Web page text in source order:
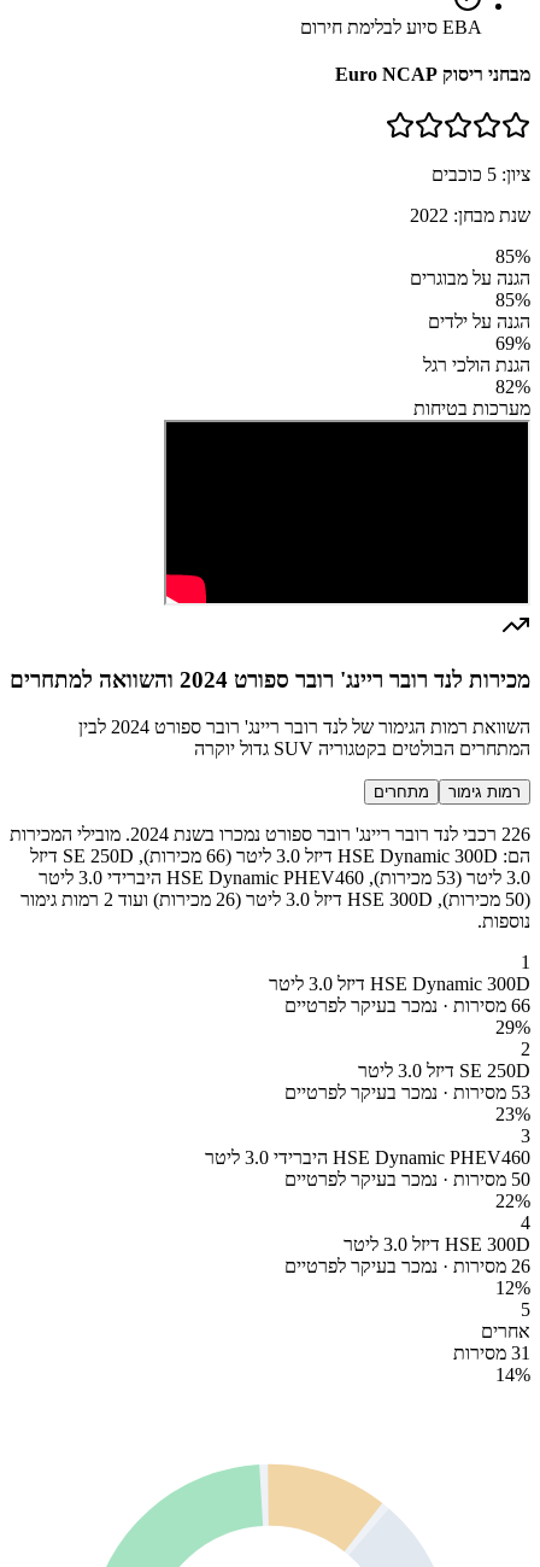
EBA סיוע לבלימת חירום
מבחני ריסוק Euro NCAP
ציון: 5 כוכבים
שנת מבחן: 2022
85%
הגנה על מבוגרים
85%
הגנה על ילדים
69%
הגנת הולכי רגל
82%
מערכות בטיחות
מכירות לנד רובר ריינג' רובר ספורט 2024 והשוואה למתחרים
השוואת רמות הגימור של לנד רובר ריינג' רובר ספורט 2024 לבין
המתחרים הבולטים בקטגוריה SUV גדול יוקרה
רמות גימור מתחרים
226 רכבי לנד רובר ריינג' רובר ספורט נמכרו בשנת 2024. מובילי המכירות
הם: HSE Dynamic 300D דיזל 3.0 ליטר (66 מכירות), SE 250D דיזל
3.0 ליטר (53 מכירות), HSE Dynamic PHEV460 היברידי 3.0 ליטר
(50 מכירות), HSE 300D דיזל 3.0 ליטר (26 מכירות) ועוד 2 רמות גימור
נוספות.
1
HSE Dynamic 300D דיזל 3.0 ליטר
66 מסירות · נמכר בעיקר לפרטיים
29%
2
SE 250D דיזל 3.0 ליטר
53 מסירות · נמכר בעיקר לפרטיים
23%
3
HSE Dynamic PHEV460 היברידי 3.0 ליטר
50 מסירות · נמכר בעיקר לפרטיים
22%
4
HSE 300D דיזל 3.0 ליטר
26 מסירות · נמכר בעיקר לפרטיים
12%
5
אחרים
31 מסירות
14%